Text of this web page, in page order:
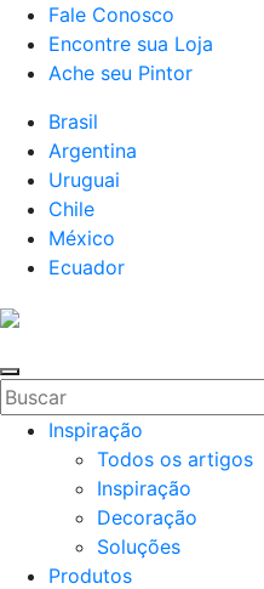
Fale Conosco
Encontre sua Loja
Ache seu Pintor
Brasil
Argentina
Uruguai
Chile
México
Ecuador
Inspiração
Todos os artigos
Inspiração
Decoração
Soluções
Produtos